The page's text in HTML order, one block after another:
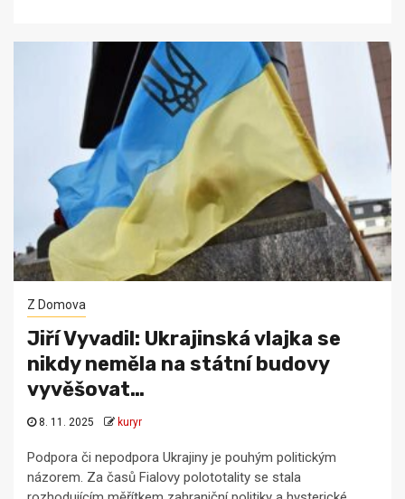
Z Domova
Jiří Vyvadil: Ukrajinská vlajka se
nikdy neměla na státní budovy
vyvěšovat…
8. 11. 2025 kuryr
Podpora či nepodpora Ukrajiny je pouhým politickým
názorem. Za časů Fialovy polototality se stala